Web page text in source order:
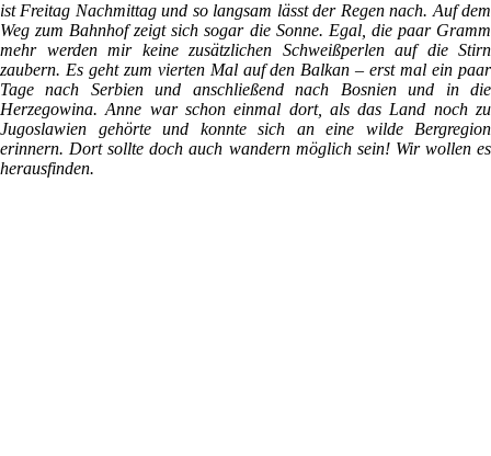
ist Freitag Nachmittag und so langsam lässt der Regen nach. Auf dem
Weg zum Bahnhof zeigt sich sogar die Sonne. Egal, die paar Gramm
mehr werden mir keine zusätzlichen Schweißperlen auf die Stirn
zaubern. Es geht zum vierten Mal auf den Balkan – erst mal ein paar
Tage nach Serbien und anschließend nach Bosnien und in die
Herzegowina. Anne war schon einmal dort, als das Land noch zu
Jugoslawien gehörte und konnte sich an eine wilde Bergregion
erinnern. Dort sollte doch auch wandern möglich sein! Wir wollen es
herausfinden.